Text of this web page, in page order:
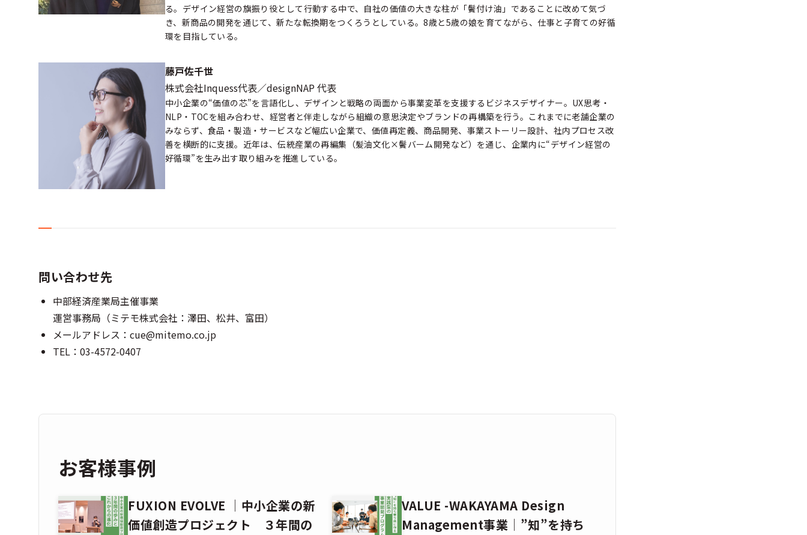
る。デザイン経営の旗振り役として行動する中で、自社の価値の大きな柱が「鬢付け油」であることに改めて気づ
き、新商品の開発を通じて、新たな転換期をつくろうとしている。8歳と5歳の娘を育てながら、仕事と子育ての好循
環を目指している。
藤戸佐千世
株式会社Inquess代表／designNAP 代表
中小企業の“価値の芯”を言語化し、デザインと戦略の両面から事業変革を支援するビジネスデザイナー。UX思考・
NLP・TOCを組み合わせ、経営者と伴走しながら組織の意思決定やブランドの再構築を行う。これまでに老舗企業の
みならず、食品・製造・サービスなど幅広い企業で、価値再定義、商品開発、事業ストーリー設計、社内プロセス改
善を横断的に支援。近年は、伝統産業の再編集（髪油文化×鬢バーム開発など）を通じ、企業内に“デザイン経営の
好循環”を生み出す取り組みを推進している。
問い合わせ先
中部経済産業局主催事業
運営事務局（ミテモ株式会社：澤田、松井、富田）
メールアドレス： cue@mitemo.co.jp
TEL：03-4572-0407
お客様事例
FUXION EVOLVE │中小企業の新
価値創造プロジェクト ３年間の
VALUE -WAKAYAMA Design
Management事業│”知”を持ち